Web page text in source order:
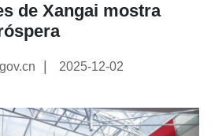
de Xangai mostra
2025-12-02